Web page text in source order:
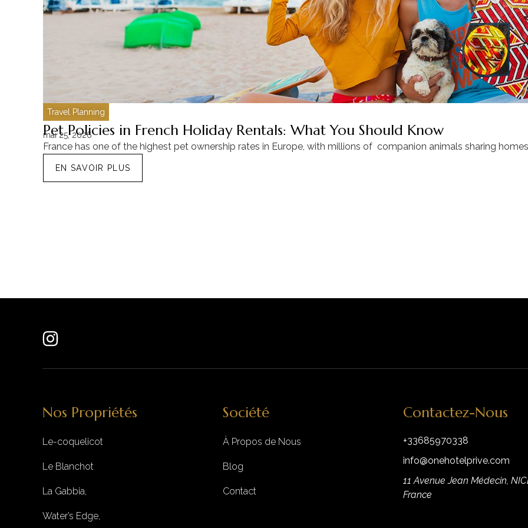
Travel Planning
Pet Policies in French Holiday Rentals: What You Should Know
mai 25, 2026
France has one of the highest pet ownership rates in Europe, with millions of companion animals sharing homes
EN SAVOIR PLUS
Nos Propriétés
Le-coquelicot
Le Blanchot
La Gabbia,
Water’s Edge,
Société
À Propos de Nous
Blog
Contact
Contactez-Nous
+33685970338
info@onehotelprive.com
11 Avenue Jean Médecin,
France